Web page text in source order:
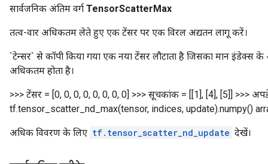
सार्वजनिक अंतिम वर्ग TensorScatterMax
तत्व-वार अधिकतम लेते हुए एक टेंसर पर एक विरल अद्यतन लागू करें।
`टेन्सर` से कॉपी किया गया एक नया टेंसर लौटाता है जिसका मान इंडेक्स
अधिकतम होता है।
>>> टेंसर = [0, 0, 0, 0, 0, 0, 0, 0] >>> सूचकांक = [[1], [4], [5]] >>>
tf.tensor_scatter_nd_max(tensor, indices, update).numpy()
अधिक विवरण के लिए tf.tensor_scatter_nd_update देखें।